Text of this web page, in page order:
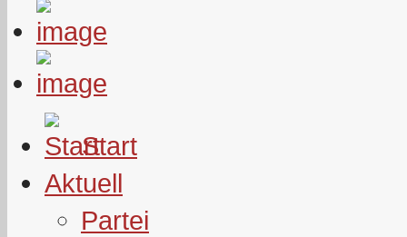
Start
Aktuell
Partei